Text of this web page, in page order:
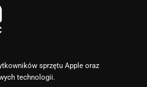
sprzętu Apple oraz
technologii.